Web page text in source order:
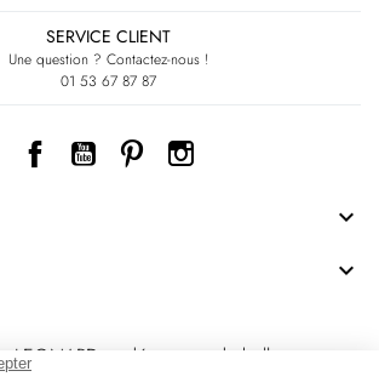
SERVICE CLIENT
Une question ? Contactez-nous !
01 53 67 87 87
Facebook
YouTube
PinterestInstagram


LEONARD et découvrez de belles